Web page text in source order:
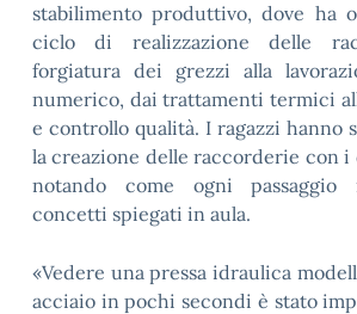
stabilimento produttivo, dove ha
ciclo di realizzazione delle
forgiatura dei grezzi alla
numerico, dai trattamenti termici
e controllo qualità. I ragazzi hanno
la creazione delle raccorderie con
notando come ogni passaggio
concetti spiegati in aula.
«Vedere una pressa idraulica
acciaio in pochi secondi è stato